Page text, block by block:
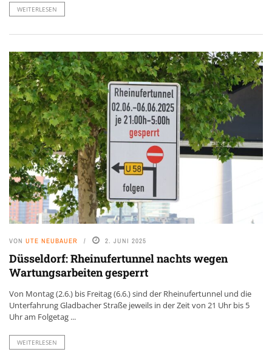
WEITERLESEN
VON UTE NEUBAUER 2. JUNI 2025
Düsseldorf: Rheinufertunnel nachts wegen
Wartungsarbeiten gesperrt
Von Montag (2.6.) bis Freitag (6.6.) sind der Rheinufertunnel und die
Unterfahrung Gladbacher Straße jeweils in der Zeit von 21 Uhr bis 5
Uhr am Folgetag ...
WEITERLESEN